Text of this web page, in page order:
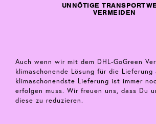
UNNÖTIGE
VERMEIDEN
Auch wenn wir mit dem DHL-GoGreen
klimaschonende Lösung für die
klimaschonendste Lieferung ist immer
erfolgen muss. Wir freuen uns, dass Du
diese zu reduzieren.